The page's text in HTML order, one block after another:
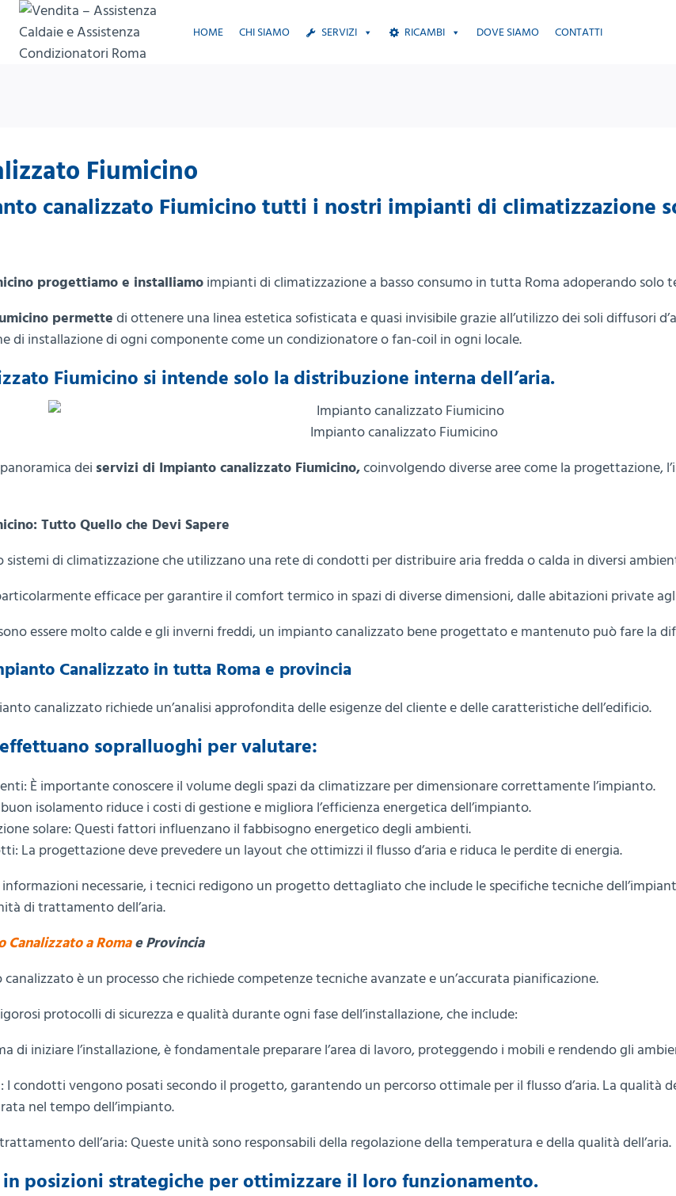
Salta
contenuto
HOME CHI SIAMO SERVIZI RICAMBI DOVE SIAMO CONTATTI
Fiumicino
canalizzato Fiumicino tutti i nostri impianti di climatizzazione
progettiamo e installiamoimpianti di climatizzazione a basso consumo in tutta Roma adoperando solo
permette di ottenere una linea estetica sofisticata e quasi invisibile grazie all’utilizzo dei soli diffusori
di installazione di ogni componente come un condizionatore o fan-coil in ogni locale.
Fiumicino si intende solo la distribuzione interna dell’aria.
Impianto canalizzato Fiumicino
dei servizi di Impianto canalizzato Fiumicino,coinvolgendo diverse aree come la progettazione,
Tutto Quello che Devi Sapere
sistemi di climatizzazione che utilizzano una rete di condotti per distribuire aria fredda o calda in diversi
efficace per garantire il comfort termico in spazi di diverse dimensioni, dalle abitazioni private
essere molto calde e gli inverni freddi, un impianto canalizzato bene progettato e mantenuto può fare la
Canalizzato in tutta Roma e provincia
canalizzato richiede un’analisi approfondita delle esigenze del cliente e delle caratteristiche dell’edificio.
sopralluoghi per valutare:
È importante conoscere il volume degli spazi da climatizzare per dimensionare correttamente l’impianto.
isolamento riduce i costi di gestione e migliora l’efficienza energetica dell’impianto.
solare: Questi fattori influenzano il fabbisogno energetico degli ambienti.
La progettazione deve prevedere un layout che ottimizzi il flusso d’aria e riduca le perdite di energia.
necessarie, i tecnici redigono un progetto dettagliato che include le specifiche tecniche
di trattamento dell’aria.
Canalizzato a Romae Provincia
canalizzato è un processo che richiede competenze tecniche avanzate e un’accurata pianificazione.
protocolli di sicurezza e qualità durante ogni fase dell’installazione, che include:
di iniziare l’installazione, è fondamentale preparare l’area di lavoro, proteggendo i mobili e rendendo gli
I condotti vengono posati secondo il progetto, garantendo un percorso ottimale per il flusso d’aria. La qualità
nel tempo dell’impianto.
dell’aria: Queste unità sono responsabili della regolazione della temperatura e della qualità dell’aria.
posizioni strategiche per ottimizzare il loro funzionamento.